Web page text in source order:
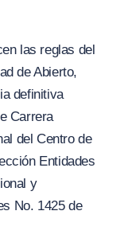
las reglas del
de Abierto,
definitiva
Carrera
del Centro de
Entidades
y
No. 1425 de